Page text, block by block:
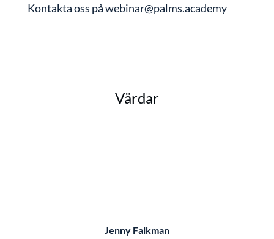
Kontakta oss på webinar@palms.academy
Värdar
Jenny Falkman